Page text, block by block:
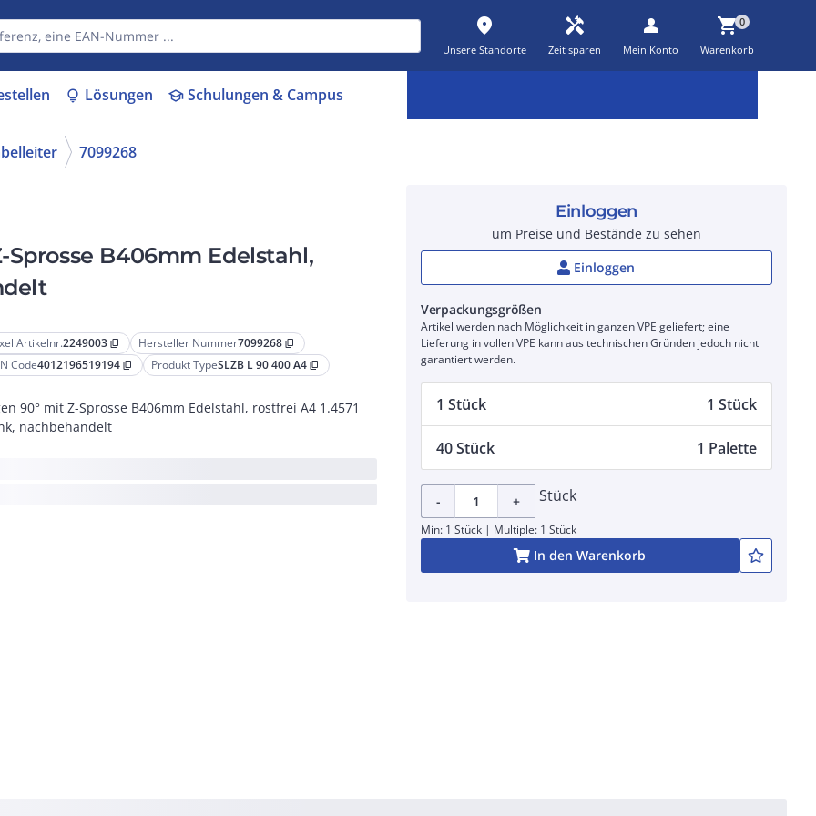
place
Unsere Standorte
handyman
Zeit sparen
person
Mein Konto
shopping_cart0
Warenkorb
lightbulb Lösungen schoolSchulungen & Campus
7099268
Sprosse B406mm Edelstahl,
Artikelnr.2249003 content_copy Hersteller Nummer7099268 content_copy
Code4012196519194 content_copy Produkt TypeSLZB L 90 400 A4 content_copy
90° mit Z-Sprosse B406mm Edelstahl, rostfrei A4 1.4571
nachbehandelt
Einloggen
um Preise und Bestände zu sehen
Einloggen
Verpackungsgrößen
Artikel werden nach Möglichkeit in ganzen VPE geliefert; eine
Lieferung in vollen VPE kann aus technischen Gründen jedoch nicht
garantiert werden.
1 Stück 1 Stück
40 Stück 1 Palette
- + Stück
Min: 1 Stück | Multiple: 1 Stück
In den Warenkorb